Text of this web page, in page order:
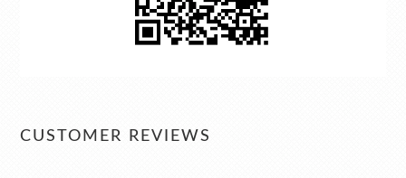
CUSTOMER REVIEWS